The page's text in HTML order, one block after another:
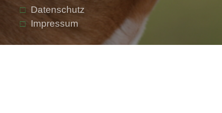
Datenschutz
Impressum